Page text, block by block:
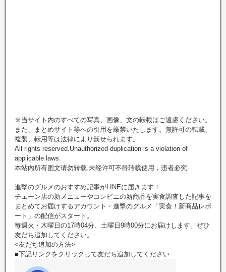
※当サイト内のすべての写真、画像、文の転載はご遠慮ください。
また、まとめサイト等への引用を厳禁いたします。無許可の転載、
複製、転用等は法律により罰せられます。
All rights reserved.Unauthorized duplication is a violation of
applicable laws.
本站內所有图文请勿转载.未经许可不得转载使用，违者必究.
進撃のグルメのおすすめ記事がLINEに届きます！
チェーン店の新メニューやコンビニの新商品を実食調査した記事を
まとめてお届けするアカウント・進撃のグルメ「実食！新商品レポ
ート」の配信がスタート。
毎週火・木曜日の17時04分、土曜日9時00分にお届けします。ぜひ
友だち追加してください。
<友だち追加の方法>
■下記リンクをクリックして友だち追加してください